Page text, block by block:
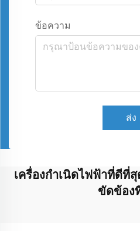
ข้อความ
ส่ง
เครื่องกำเนิดไฟฟ้าที่ดีที่
ขัดข้อง